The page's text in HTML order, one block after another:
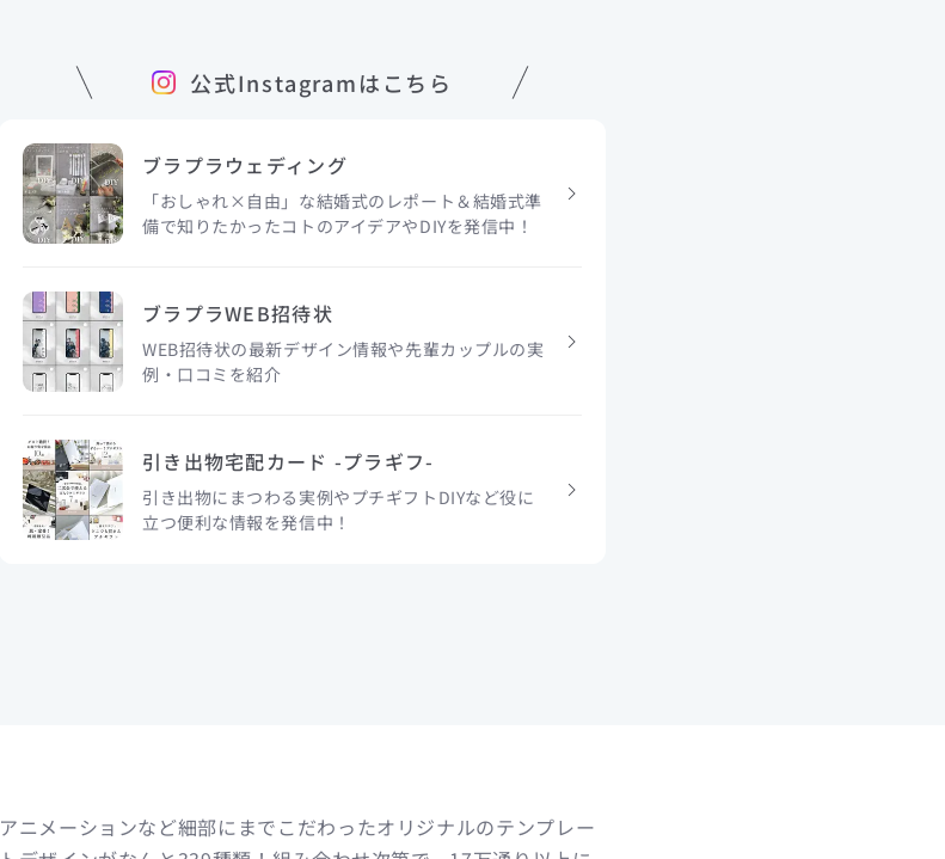
公式Instagramはこちら
ブラプラウェディング
「おしゃれ×自由」な結婚式のレポート＆結婚式準
備で知りたかったコトのアイデアやDIYを発信中！
ブラプラWEB招待状
WEB招待状の最新デザイン情報や先輩カップルの実
例・口コミを紹介
引き出物宅配カード -プラギフ-
引き出物にまつわる実例やプチギフトDIYなど役に
立つ便利な情報を発信中！
アニメーションなど細部にまでこだわったオリジナルのテンプレー